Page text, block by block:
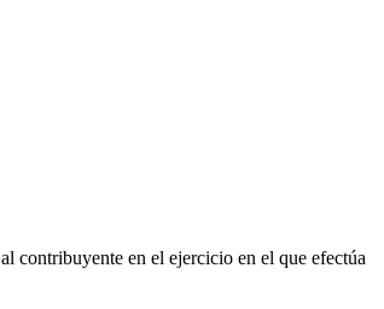
contribuyente en el ejercicio en el que efectúa